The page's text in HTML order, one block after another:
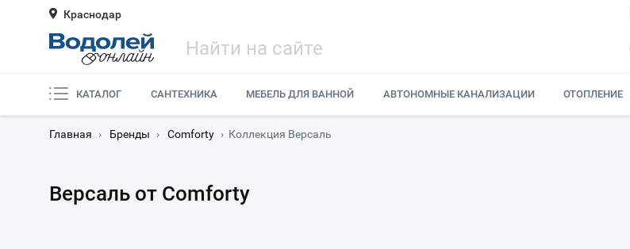
Краснодар
КАТАЛОГ САНТЕХНИКА МЕБЕЛЬ ДЛЯ ВАННОЙ АВТОНОМНЫЕ КАНАЛИЗАЦИИ ОТОПЛЕНИЕ
Главная › Бренды › Comforty › Коллекция Версаль
Версаль от Comforty